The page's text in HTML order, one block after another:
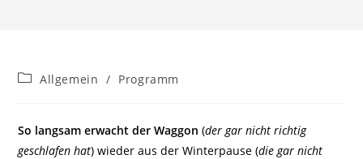
Beitrags-
Allgemein / Programm
So langsam erwacht der Waggon(der gar nicht richtig
geschlafen hat) wieder aus der Winterpause (die gar nicht